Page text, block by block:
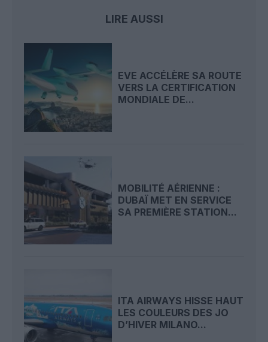
LIRE AUSSI
EVE ACCÉLÈRE SA ROUTE
VERS LA CERTIFICATION
MONDIALE DE...
MOBILITÉ AÉRIENNE :
DUBAÏ MET EN SERVICE
SA PREMIÈRE STATION...
ITA AIRWAYS HISSE HAUT
LES COULEURS DES JO
D’HIVER MILANO...